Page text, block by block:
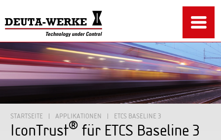
STARTSEITE APPLIKATIONEN ETCS BASELINE 3
IconTrust® für ETCS Baseline 3